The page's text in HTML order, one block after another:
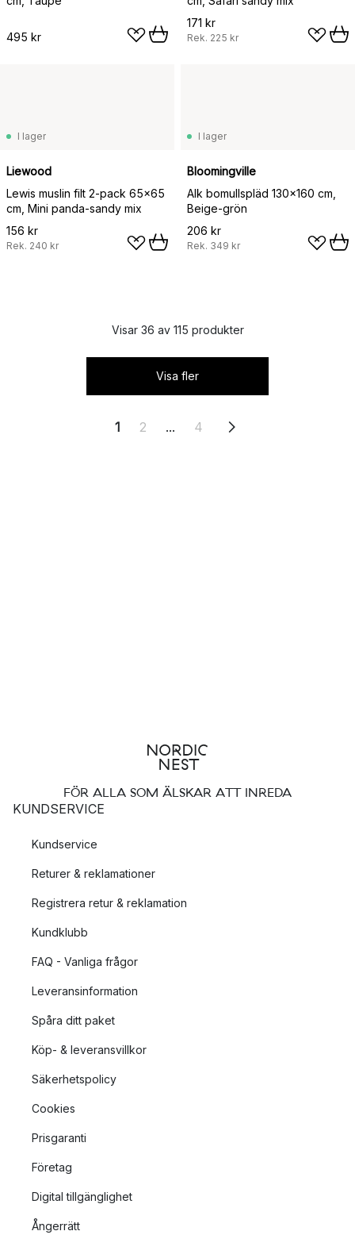
495 kr
171 kr
Rek. 225 kr
I lager
Liewood
Lewis muslin filt 2-pack 65x65
cm, Mini panda-sandy mix
156 kr
Rek. 240 kr
I lager
Bloomingville
Alk bomullspläd 130x160 cm,
Beige-grön
206 kr
Rek. 349 kr
Visar 36 av 115 produkter
Visa fler
1 2 ... 4
FÖR ALLA SOM ÄLSKAR ATT INREDA
KUNDSERVICE
Kundservice
Returer & reklamationer
Registrera retur & reklamation
Kundklubb
FAQ - Vanliga frågor
Leveransinformation
Spåra ditt paket
Köp- & leveransvillkor
Säkerhetspolicy
Cookies
Prisgaranti
Företag
Digital tillgänglighet
Ångerrätt